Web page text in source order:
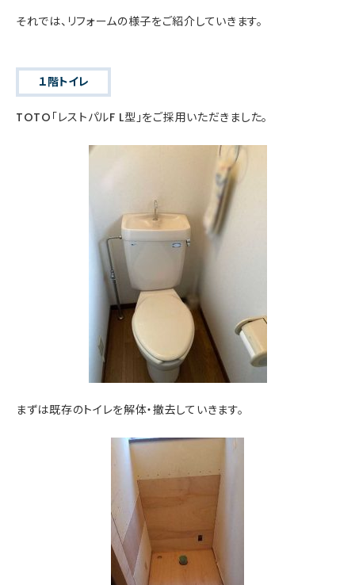
それでは、リフォームの様子をご紹介していきます。
１階トイレ
TOTO「レストパルF L型」をご採用いただきました。
まずは既存のトイレを解体・撤去していきます。